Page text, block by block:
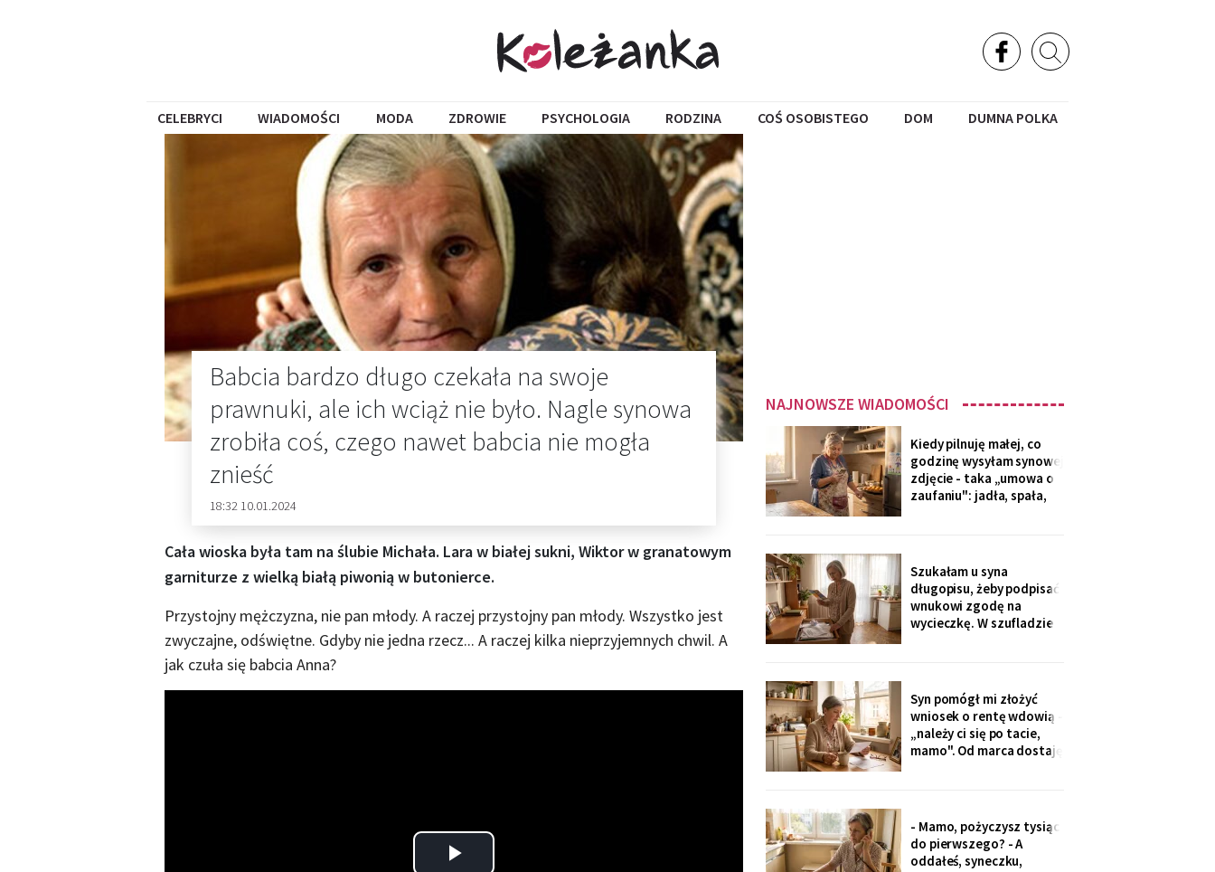
CELEBRYCI WIADOMOŚCI MODA ZDROWIE PSYCHOLOGIA RODZINA COŚ OSOBISTEGO DOM DUMNA POLKA
Babcia bardzo długo czekała na swoje
prawnuki, ale ich wciąż nie było. Nagle synowa
zrobiła coś, czego nawet babcia nie mogła
znieść
18:32 10.01.2024
Cała wioska była tam na ślubie Michała. Lara w białej sukni, Wiktor w granatowym
garniturze z wielką białą piwonią w butonierce.
Przystojny mężczyzna, nie pan młody. A raczej przystojny pan młody. Wszystko jest
zwyczajne, odświętne. Gdyby nie jedna rzecz... A raczej kilka nieprzyjemnych chwil. A
jak czuła się babcia Anna?
NAJNOWSZE WIADOMOŚCI
Kiedy pilnuję małej, co
godzinę wysyłam synowej
zdjęcie - taka „umowa o
zaufaniu": jadła, spała,
czternastej. Siedem
minut później dzwonił
telefon: „czemu nie ma
zdjęcia, coś się stało?!".
Babeczki
Szukałam u syna
długopisu, żeby podpisać
wnukowi zgodę na
wycieczkę. W szufladzie
ołówkiem: «od
stycznia?».
Syn pomógł mi złożyć
wniosek o rentę wdowią -
„należy ci się po tacie,
mamo". Od marca dostaję
to tatowe pieniądze, a
tata by chciał pomagać
nam, nie tobie".
- Mamo, pożyczysz tysiąc
do pierwszego? - A
oddałeś, syneczku,